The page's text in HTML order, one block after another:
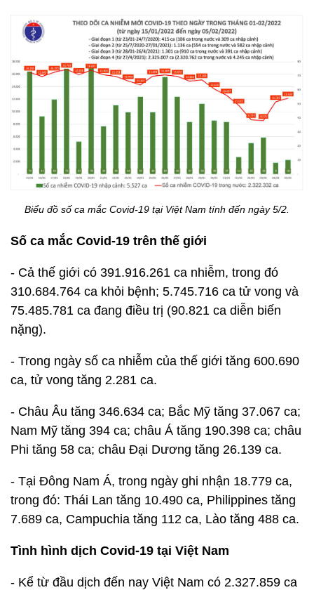
Biểu đồ số ca mắc Covid-19 tại Việt Nam tính đến ngày 5/2.
Số ca mắc Covid-19 trên thế giới
- Cả thế giới có 391.916.261 ca nhiễm, trong đó
310.684.764 ca khỏi bệnh; 5.745.716 ca tử vong và
75.485.781 ca đang điều trị (90.821 ca diễn biến
nặng).
- Trong ngày số ca nhiễm của thế giới tăng 600.690
ca, tử vong tăng 2.281 ca.
- Châu Âu tăng 346.634 ca; Bắc Mỹ tăng 37.067 ca;
Nam Mỹ tăng 394 ca; châu Á tăng 190.398 ca; châu
Phi tăng 58 ca; châu Đại Dương tăng 26.139 ca.
- Tại Đông Nam Á, trong ngày ghi nhận 18.779 ca,
trong đó: Thái Lan tăng 10.490 ca, Philippines tăng
7.689 ca, Campuchia tăng 112 ca, Lào tăng 488 ca.
Tình hình dịch Covid-19 tại Việt Nam
- Kể từ đầu dịch đến nay Việt Nam có 2.327.859 ca